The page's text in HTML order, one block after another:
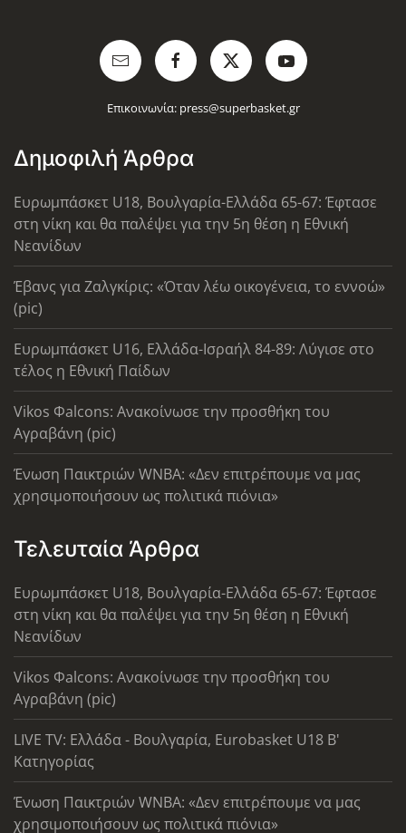
Επικοινωνία: press@superbasket.gr
Δημοφιλή Άρθρα
Ευρωμπάσκετ U18, Βουλγαρία-Ελλάδα 65-67: Έφτασε
στη νίκη και θα παλέψει για την 5η θέση η Εθνική
Νεανίδων
Έβανς για Ζαλγκίρις: «Όταν λέω οικογένεια, το εννοώ»
(pic)
Ευρωμπάσκετ U16, Ελλάδα-Ισραήλ 84-89: Λύγισε στο
τέλος η Εθνική Παίδων
Vikos Φalcons: Ανακοίνωσε την προσθήκη του
Αγραβάνη (pic)
Ένωση Παικτριών WNBA: «Δεν επιτρέπουμε να μας
χρησιμοποιήσουν ως πολιτικά πιόνια»
Τελευταία Άρθρα
Ευρωμπάσκετ U18, Βουλγαρία-Ελλάδα 65-67: Έφτασε
στη νίκη και θα παλέψει για την 5η θέση η Εθνική
Νεανίδων
Vikos Φalcons: Ανακοίνωσε την προσθήκη του
Αγραβάνη (pic)
LIVE TV: Ελλάδα - Βουλγαρία, Eurobasket U18 Β'
Κατηγορίας
Ένωση Παικτριών WNBA: «Δεν επιτρέπουμε να μας
χρησιμοποιήσουν ως πολιτικά πιόνια»